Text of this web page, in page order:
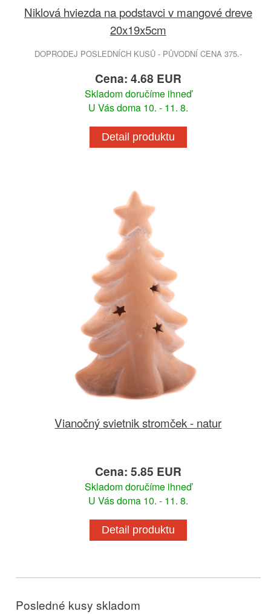
Niklová hviezda na podstavci v mangové dreve
20x19x5cm
DOPRODEJ POSLEDNÍCH KUSŮ - PŮVODNÍ CENA 375.-
Cena: 4.68 EUR
Skladom doručíme ihneď
U Vás doma 10. - 11. 8.
Detail produktu
Vianočný svietnik stromček - natur
Cena: 5.85 EUR
Skladom doručíme ihneď
U Vás doma 10. - 11. 8.
Detail produktu
Posledné kusy skladom